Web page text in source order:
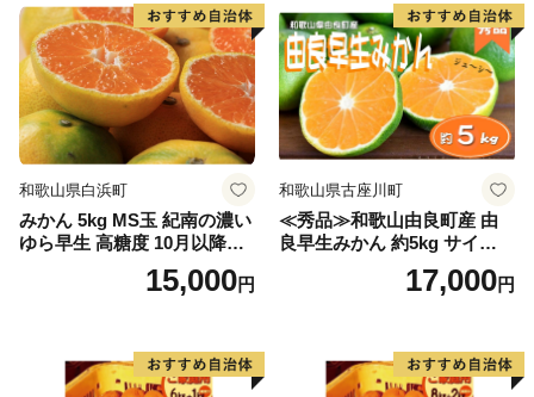
和歌山県白浜町
みかん 5kg MS玉 紀南の濃い
ゆら早生 高糖度 10月以降発
送 マルチ被覆栽培15,000円
和歌山県古座川町
≪秀品≫和歌山由良町産 由
良早生みかん 約5kg サイズお
まかせ【sml106C】17,000円